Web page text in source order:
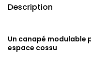
Description
Un canapé modulable
espace cossu